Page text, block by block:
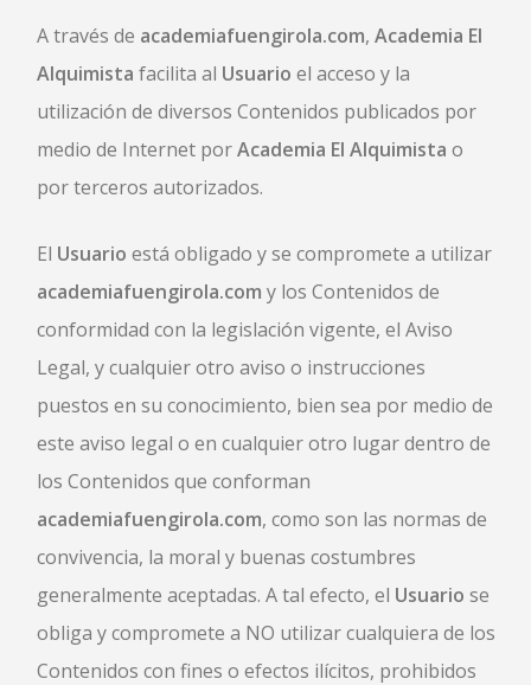
A través de academiafuengirola.com, Academia El
Alquimista facilita al Usuario el acceso y la
utilización de diversos Contenidos publicados por
medio de Internet porAcademia El Alquimista o
por terceros autorizados.
El Usuario está obligado y se compromete a utilizar
academiafuengirola.com y los Contenidos de
conformidad con la legislación vigente, el Aviso
Legal, y cualquier otro aviso o instrucciones
puestos en su conocimiento, bien sea por medio de
este aviso legal o en cualquier otro lugar dentro de
los Contenidos que conforman
academiafuengirola.com, como son las normas de
convivencia, la moral y buenas costumbres
generalmente aceptadas. A tal efecto, el Usuario se
obliga y compromete a NO utilizar cualquiera de los
Contenidos con fines o efectos ilícitos, prohibidos